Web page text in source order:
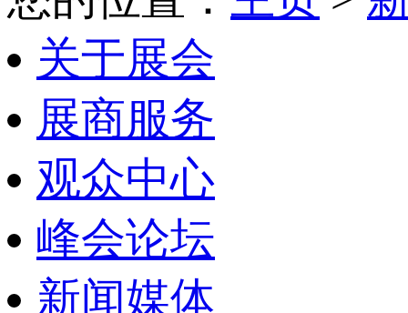
关于展会
展商服务
观众中心
峰会论坛
新闻媒体